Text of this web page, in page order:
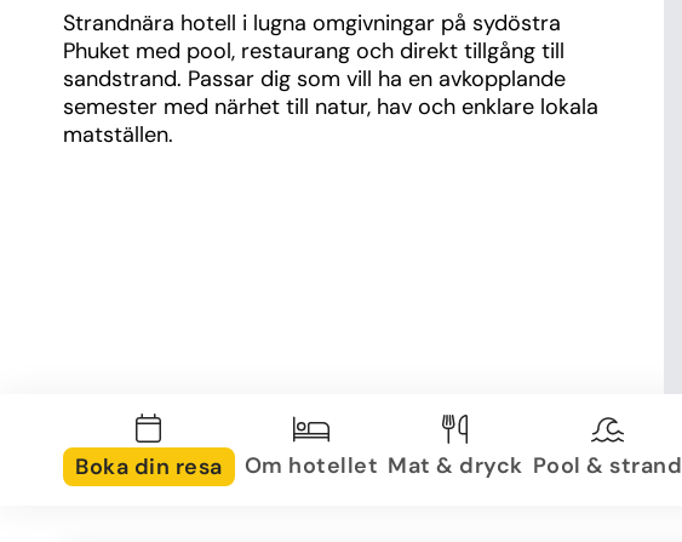
Strandnära hotell i lugna omgivningar på sydöstra
Phuket med pool, restaurang och direkt tillgång till
sandstrand. Passar dig som vill ha en avkopplande
semester med närhet till natur, hav och enklare lokala
matställen.
Boka din resa Om hotellet Mat & dryck Pool & strand